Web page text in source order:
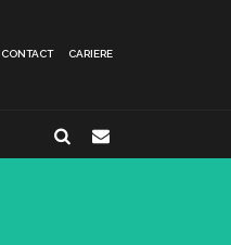
CONTACT CARIERE